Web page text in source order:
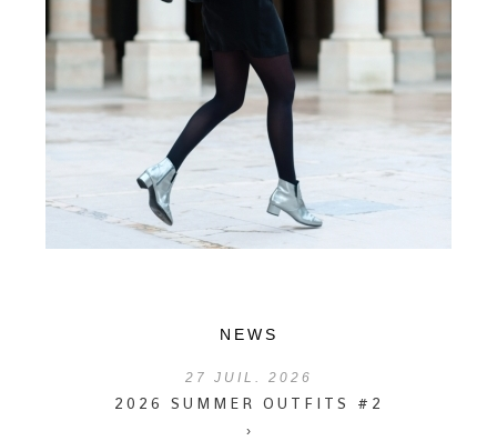
NEWS
27 JUIL. 2026
2026 SUMMER OUTFITS #2
›